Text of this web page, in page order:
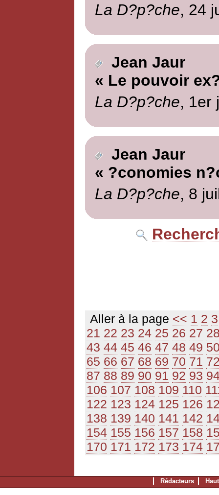
La D?p?che, 24
Jean Jaur
« Le pouvoir
La D?p?che, 1er
Jean Jaur
« ?conomies
La D?p?che, 8
Aller à la page << 1 2 3
21 22 23 24 25 26 27
43 44 45 46 47 48 49
65 66 67 68 69 70 71
87 88 89 90 91 92 93
106 107 108 109 110
122 123 124 125 126
138 139 140 141 142
154 155 156 157 158
170 171 172 173 174
Rédacteurs